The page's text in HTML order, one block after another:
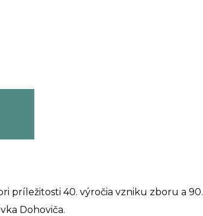
príležitosti 40. výročia vzniku zboru a 90.
Dohoviča.